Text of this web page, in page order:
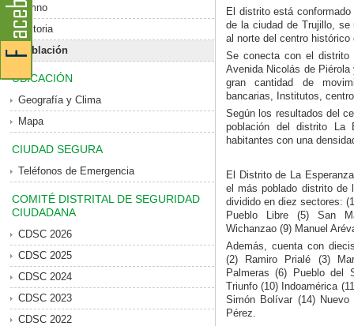
Himno
Historia
Población
UBICACIÓN
Geografía y Clima
Mapa
CIUDAD SEGURA
Teléfonos de Emergencia
COMITÉ DISTRITAL DE SEGURIDAD
CIUDADANA
CDSC 2026
CDSC 2025
CDSC 2024
CDSC 2023
CDSC 2022
El distrito está
de la ciudad de Trujillo, se
al norte del centro histórico
Se conecta con el distrito
Avenida Nicolás de
gran cantidad de
bancarias, Institutos,
Según los resultados del
población del distrito La
habitantes con una
El Distrito de La
el más poblado distrito de
dividido en diez sectores:
Pueblo Libre (5) San
Wichanzao (9) Manuel
Además, cuenta con
(2) Ramiro Prialé (3)
Palmeras (6) Pueblo del
Triunfo (10) Indoamérica
Simón Bolívar (14) Nuevo
Pérez.